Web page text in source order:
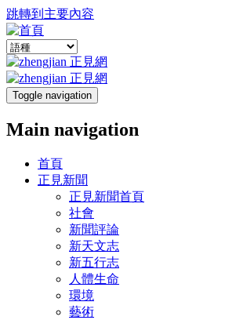
跳轉到主要內容
Toggle navigation
Main navigation
首頁
正見新聞
正見新聞首頁
社會
新聞評論
新天文志
新五行志
人體生命
環境
藝術